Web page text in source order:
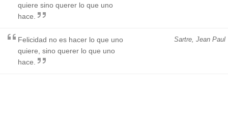
quiere sino querer lo que uno
hace.
Sartre, Jean Paul
Felicidad no es hacer lo que uno
quiere, sino querer lo que uno
hace.